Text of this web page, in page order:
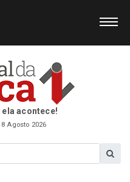
acontece!
Agosto 2026